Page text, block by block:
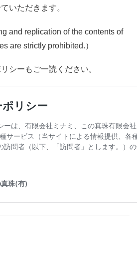
いただきます。
and replication of the contents of
are strictly prohibited.）
シーもご一読ください。